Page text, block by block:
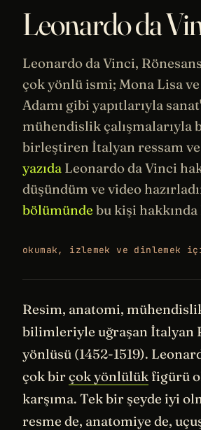
Leonardo da
Leonardo da Vinci, Rönesans
çok yönlü ismi; Mona Lisa ve
Adamı gibi yapıtlarıyla sanat
mühendislikçalışmalarıyla
birleştiren İtalyan ressam
yazıda Leonardo da Vinci
düşündüm ve video
bölümünde bu kişi
okumak, izlemek ve dinlemek
Resim, anatomi,
bilimleriyle uğraşan İtalyan
yönlüsü (1452-1519).
çok birçok yönlülük figürü
karşıma. Tek bir şeyde iyi
resme de, anatomiye de,